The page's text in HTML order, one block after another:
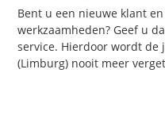
Bent u een nieuwe klant
werkzaamheden? Geef u
service. Hierdoor wordt de
(Limburg) nooit meer